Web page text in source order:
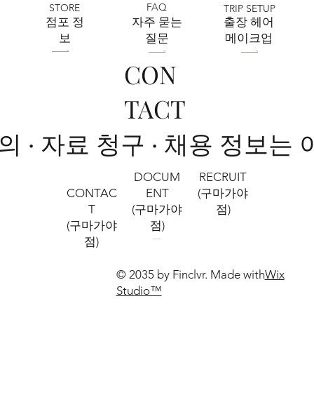
© 2035 by Finclvr. Made withWix
Studio™
CON
TACT
· 자료 청구 · 채용 정보는
CONTAC
T
(구마가야
점)
DOCUM
ENT
(구마가야
점)
RECRUIT
(구마가야
점)
STORE
​점포 정
보
FAQ
자주 묻는
질문
TRIP SETUP
출장 헤어
메이크업